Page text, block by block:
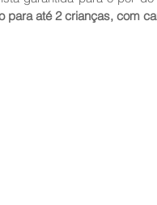
para até 2 crianças, com